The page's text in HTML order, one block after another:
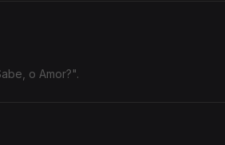
o Amor?".